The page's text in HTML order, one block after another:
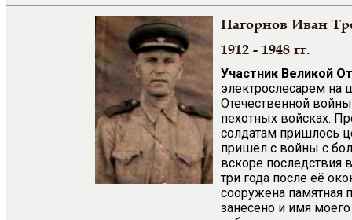
Нагорнов Иван
1912 - 1948 гг.
Участник Великой
электрослесарем на
Отечественной
пехотных войсках.
солдатам пришлось
пришёл с войны с
вскоре последствия
три года после её
сооружена памятная
занесено и имя